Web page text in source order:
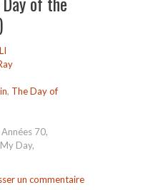
, The Day of
Années 70,
Day,
un commentaire